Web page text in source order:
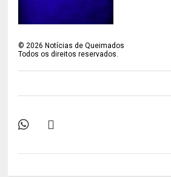
© 2026 Notícias de Queimados
Todos os direitos reservados.